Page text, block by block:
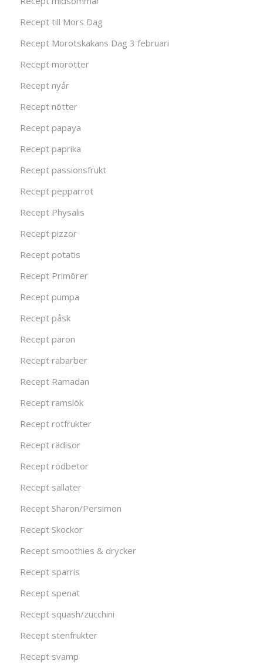
Recept till Mors Dag
Recept Morotskakans Dag 3 februari
Recept morötter
Recept nyår
Recept nötter
Recept papaya
Recept paprika
Recept passionsfrukt
Recept pepparrot
Recept Physalis
Recept pizzor
Recept potatis
Recept Primörer
Recept pumpa
Recept påsk
Recept päron
Recept rabarber
Recept Ramadan
Recept ramslök
Recept rotfrukter
Recept rädisor
Recept rödbetor
Recept sallater
Recept Sharon/Persimon
Recept Skockor
Recept smoothies & drycker
Recept sparris
Recept spenat
Recept squash/zucchini
Recept stenfrukter
Recept svamp